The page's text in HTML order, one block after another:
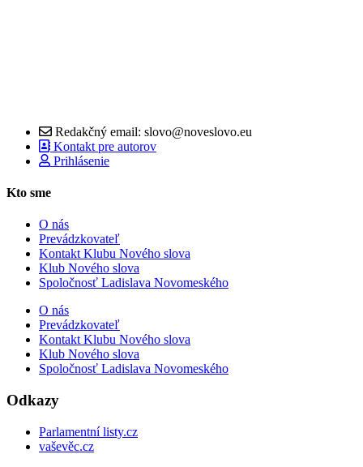
Redakčný email: slovo@noveslovo.eu
Kontakt pre autorov
Prihlásenie
Kto sme
O nás
Prevádzkovateľ
Kontakt Klubu Nového slova
Klub Nového slova
Spoločnosť Ladislava Novomeského
O nás
Prevádzkovateľ
Kontakt Klubu Nového slova
Klub Nového slova
Spoločnosť Ladislava Novomeského
Odkazy
Parlamentní listy.cz
vaševěc.cz